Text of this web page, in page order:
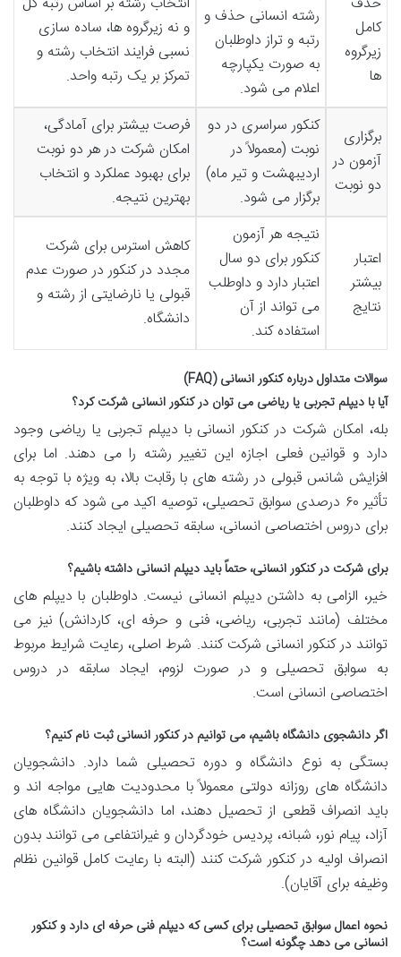
کامل
زیرگروه
ها
رشته انسانی حذف و
رتبه و تراز داوطلبان
به صورت یکپارچه
اعلام می شود.
و نه زیرگروه ها، ساده سازی
نسبی فرایند انتخاب رشته و
تمرکز بر یک رتبه واحد.
برگزاری
آزمون در
دو نوبت
کنکور سراسری در دو
نوبت (معمولاً در
اردیبهشت و تیر ماه)
برگزار می شود.
فرصت بیشتر برای آمادگی،
امکان شرکت در هر دو نوبت
برای بهبود عملکرد و انتخاب
بهترین نتیجه.
اعتبار
بیشتر
نتایج
نتیجه هر آزمون
کنکور برای دو سال
اعتبار دارد و داوطلب
می تواند از آن
استفاده کند.
کاهش استرس برای شرکت
مجدد در کنکور در صورت عدم
قبولی یا نارضایتی از رشته و
دانشگاه.
سوالات متداول درباره کنکور انسانی (FAQ)
آیا با دیپلم تجربی یا ریاضی می توان در کنکور انسانی شرکت کرد؟
بله، امکان شرکت در کنکور انسانی با دیپلم تجربی یا ریاضی وجود
دارد و قوانین فعلی اجازه این تغییر رشته را می دهند. اما برای
افزایش شانس قبولی در رشته های با رقابت بالا، به ویژه با توجه به
تأثیر ۶۰ درصدی سوابق تحصیلی، توصیه اکید می شود که داوطلبان
برای دروس اختصاصی انسانی، سابقه تحصیلی ایجاد کنند.
برای شرکت در کنکور انسانی، حتماً باید دیپلم انسانی داشته باشیم؟
خیر، الزامی به داشتن دیپلم انسانی نیست. داوطلبان با دیپلم های
مختلف (مانند تجربی، ریاضی، فنی و حرفه ای، کاردانش) نیز می
توانند در کنکور انسانی شرکت کنند. شرط اصلی، رعایت شرایط مربوط
به سوابق تحصیلی و در صورت لزوم، ایجاد سابقه در دروس
اختصاصی انسانی است.
اگر دانشجوی دانشگاه باشیم، می توانیم در کنکور انسانی ثبت نام کنیم؟
بستگی به نوع دانشگاه و دوره تحصیلی شما دارد. دانشجویان
دانشگاه های روزانه دولتی معمولاً با محدودیت هایی مواجه اند و
باید انصراف قطعی از تحصیل دهند، اما دانشجویان دانشگاه های
آزاد، پیام نور، شبانه، پردیس خودگردان و غیرانتفاعی می توانند بدون
انصراف اولیه در کنکور شرکت کنند (البته با رعایت کامل قوانین نظام
وظیفه برای آقایان).
نحوه اعمال سوابق تحصیلی برای کسی که دیپلم فنی حرفه ای دارد و کنکور
انسانی می دهد چگونه است؟